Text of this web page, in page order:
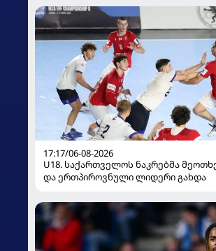
17:17/06-08-2026
U18. საქართველოს ნაკრებმა
და ერთპიროვნული ლიდერი გახდა